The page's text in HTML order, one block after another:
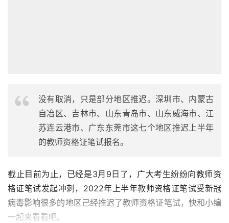
没有取消，只是部分地区推迟。深圳市、内蒙古
自冶区、吉林市、山东青岛市、山东威海市、江
苏连云港市、广东东莞市这七个地区推迟上半年
的教师资格证笔试报名。
截止目前为止，已经是3月9日了，广大考生纷纷向教师资
格证笔试发起冲刺，2022年上半年教师资格证笔试受新冠
病毒影响很多的地区己经推迟了教师资格证笔试，快和小编
一起来看看吧。